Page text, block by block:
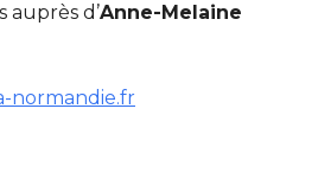
auprès d’Anne-Melaine
normandie.fr